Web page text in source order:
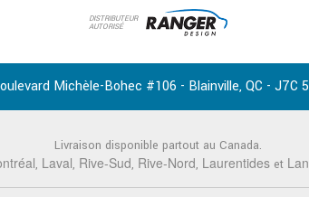
DISTRIBUTEUR
AUTORISÉ
Michèle-Bohec #106 - Blainville,QC - J7C
Livraison disponible partout au Canada.
, Laval, Rive-Sud, Rive-Nord, Laurentides et